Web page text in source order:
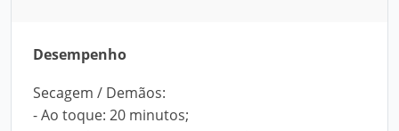
Desempenho
Secagem / Demãos:
- Ao toque: 20 minutos;